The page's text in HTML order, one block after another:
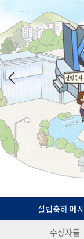
키
간행물 변천사
기록물 아카이브
사진 아카이브
50+1 주년 기념
성과 50선 숫자
세계와 함께 한
VR 역사관
설립축하 메
수상자들